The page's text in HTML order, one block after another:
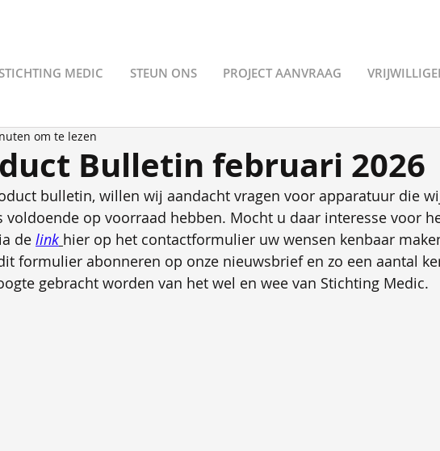
MEDIC STEUN ONS PROJECT AANVRAAG
Bulletin februari 2026
om te lezen
bulletin, willen wij aandacht vragen voor apparatuur die
voldoende op voorraad hebben. Mocht u daar interesse voor
de link hier op het contactformulier uw wensen kenbaar
formulier abonneren op onze nieuwsbrief en zo een aantal
gebracht worden van het wel en wee van Stichting Medic.